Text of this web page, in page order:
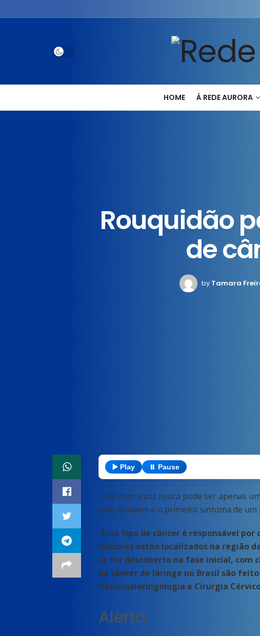
HOME Á REDE AURORA
Rouquidão
de
by Tamara
▶️ Play ⏸️ Pause
Ficar com a voz rouca pode ser apenas
este também é o primeiro sintoma de
“Esse tipo de câncer é responsável
tumores estão localizados na região
se for descoberto na fase inicial, com
de câncer de laringe no Brasil são
Otorrinolaringologia e Cirurgia
Alerta